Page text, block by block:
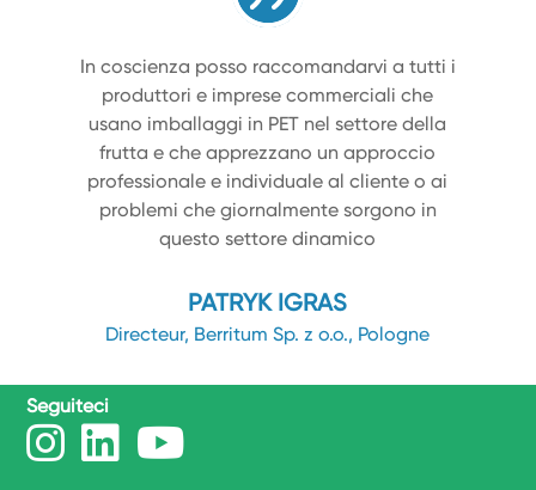
In coscienza posso raccomandarvi a tutti i
produttori e imprese commerciali che
usano imballaggi in PET nel settore della
frutta e che apprezzano un approccio
professionale e individuale al cliente o ai
problemi che giornalmente sorgono in
questo settore dinamico
PATRYK IGRAS
Directeur, Berritum Sp. z o.o., Pologne
Seguiteci